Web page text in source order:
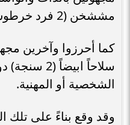
مششخن (2 فرد خرطوش)، وذخائر (3 طلقات).
كما أحرزوا وآخرين
سلاحاً
الشخصية أو المهنية.
وقد وقع بناءً على تلك